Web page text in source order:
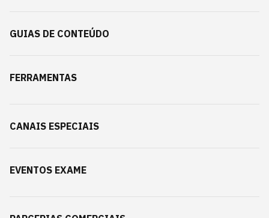
GUIAS DE CONTEÚDO
FERRAMENTAS
CANAIS ESPECIAIS
EVENTOS EXAME